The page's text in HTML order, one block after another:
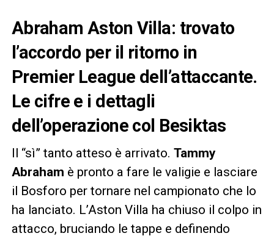
Abraham Aston Villa: trovato
l’accordo per il ritorno in
Premier League dell’attaccante.
Le cifre e i dettagli
dell’operazione col Besiktas
Il “sì” tanto atteso è arrivato. Tammy
Abraham è pronto a fare le valigie e lasciare
il Bosforo per tornare nel campionato che lo
ha lanciato. L’Aston Villa ha chiuso il colpo in
attacco, bruciando le tappe e definendo